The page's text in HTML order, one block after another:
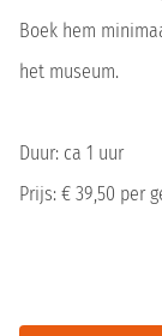
Boek hem
het museum.
Duur: ca 1 uur
Prijs: € 39,50 per